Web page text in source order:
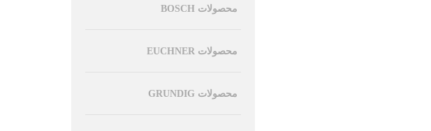
محصولات BOSCH
محصولات EUCHNER
محصولات GRUNDIG